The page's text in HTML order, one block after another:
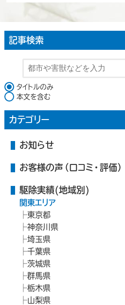
記事検索
検索対象
タイトルのみ
本文を含む
カテゴリー
お知らせ
お客様の声（口コミ・評価）
駆除実績(地域別)
関東エリア
東京都
神奈川県
埼玉県
千葉県
茨城県
群馬県
栃木県
山梨県